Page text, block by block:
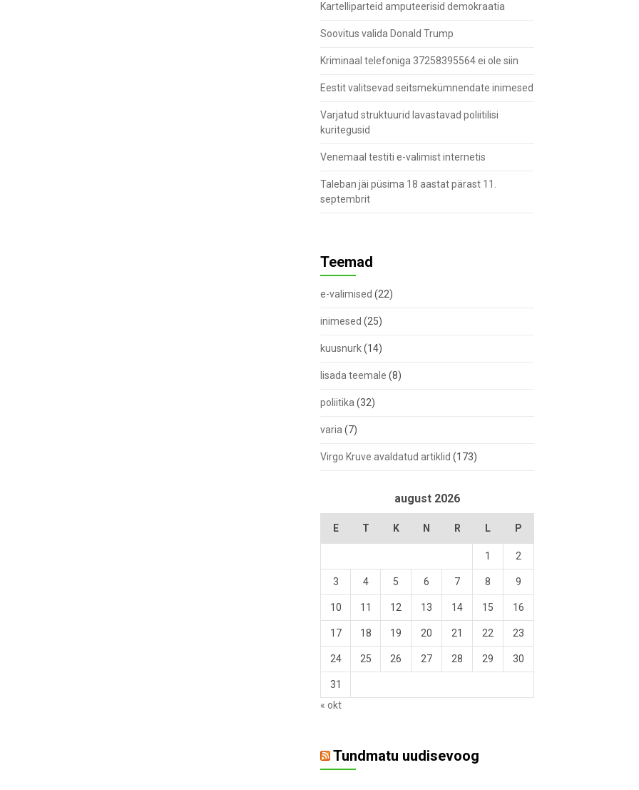
Kartelliparteid amputeerisid demokraatia
Soovitus valida Donald Trump
Kriminaal telefoniga 37258395564 ei ole siin
Eestit valitsevad seitsmekümnendate inimesed
Varjatud struktuurid lavastavad poliitilisi
kuritegusid
Venemaal testiti e-valimist internetis
Taleban jäi püsima 18 aastat pärast 11.
septembrit
Teemad
e-valimised (22)
inimesed (25)
kuusnurk(14)
lisada teemale (8)
poliitika (32)
varia (7)
Virgo Kruve avaldatud artiklid (173)
august 2026
E T K N R L P
1 2
3 4 5 6 7 8 9
10 11 12 13 14 15 16
17 18 19 20 21 22 23
24 25 26 27 28 29 30
31
« okt
Tundmatu uudisevoog